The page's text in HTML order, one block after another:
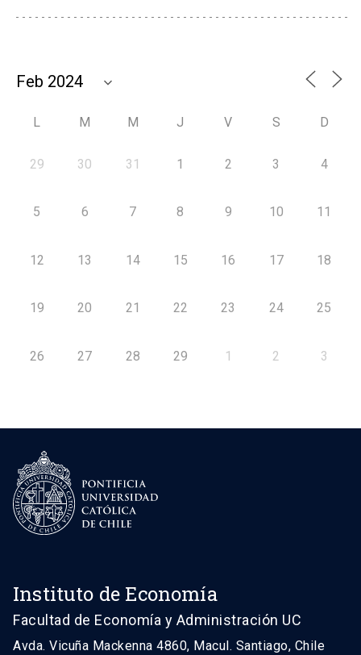
L M M J V S D
29 30 31 1 2 3 4
5 6 7 8 9 10 11
12 13 14 15 16 17 18
19 20 21 22 23 24 25
26 27 28 29 1 2 3
Instituto de Economía
Facultad de Economía y Administración UC
Avda. Vicuña Mackenna 4860, Macul. Santiago, Chile